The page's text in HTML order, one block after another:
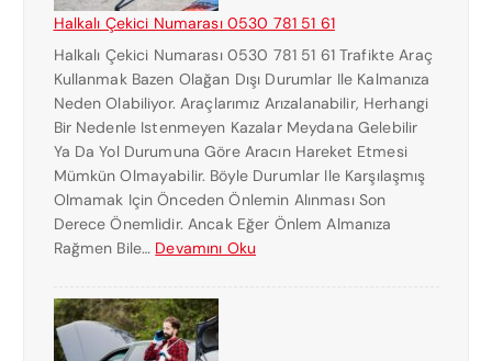
P
R
E
S
Ç
E
K
I
C
I
K
R
T
A
Halkalı Çekici Numarası 0530 781 51 61
Halkalı Çekici Numarası 0530 781 51 61 Trafikte Araç
Kullanmak Bazen Olağan Dışı Durumlar Ile Kalmanıza
Neden Olabiliyor. Araçlarımız Arızalanabilir, Herhangi
Bir Nedenle Istenmeyen Kazalar Meydana Gelebilir
Ya Da Yol Durumuna Göre Aracın Hareket Etmesi
Mümkün Olmayabilir. Böyle Durumlar Ile Karşılaşmış
Olmamak Için Önceden Önlemin Alınması Son
Derece Önemlidir. Ancak Eğer Önlem Almanıza
Rağmen Bile… Devamını Oku: